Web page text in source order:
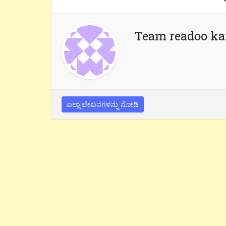
Team readoo
ಎಲ್ಲಾ ಲೇಖನಗಳನ್ನು ನೋಡಿ